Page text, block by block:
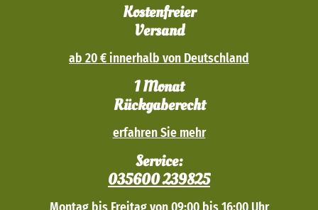
Kostenfreier
Versand
ab 20 € innerhalb von Deutschland
1 Monat
Rückgaberecht
erfahren Sie mehr
Service:
035600 239825